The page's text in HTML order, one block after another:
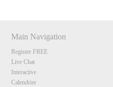
Main Navigation
Register FREE
Live Chat
Interactive
Calendrier